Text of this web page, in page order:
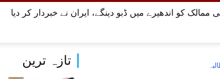
ممالک کو اندھیرے میں ڈبو دینگے، ایران نے خبردار کر دیا
تازہ ترین